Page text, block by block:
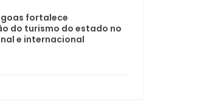
fortalece
do turismo do estado no
e internacional